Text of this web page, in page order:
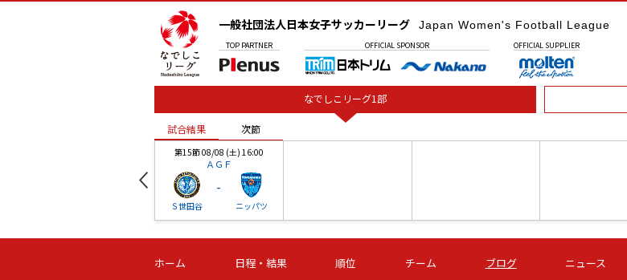
一般社団法人日本女子サッカーリーグ Japan Women's Football League
TOP PARTNER OFFICIAL SPONSOR OFFICIAL SUPPLIER
なでしこリーグ1部
試合結果 次節
第15節 08/08 (土) 16:00
ＡＧＦ
Ｓ世田谷
-
ニッパツ
第16節 09/05 (土) 15:00
ニッパツ
第16節 09/05 (土) 15:00
石人の星
第16節 09/05 (土) 16:00
ＡＧＦ いちご
試合結果 次節
ホーム 日程・結果 順位 チーム ブログ ニュース